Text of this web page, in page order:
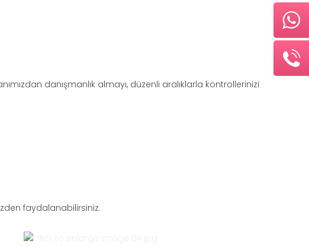
danışmanlık almayı, düzenli aralıklarla kontrollerinizi
faydalanabilirsiniz.